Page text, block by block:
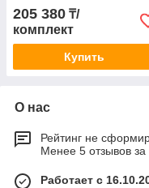
205 380 ₸/
комплект
Купить
О нас
Рейтинг не
Менее 5 отзывов за
Работает с